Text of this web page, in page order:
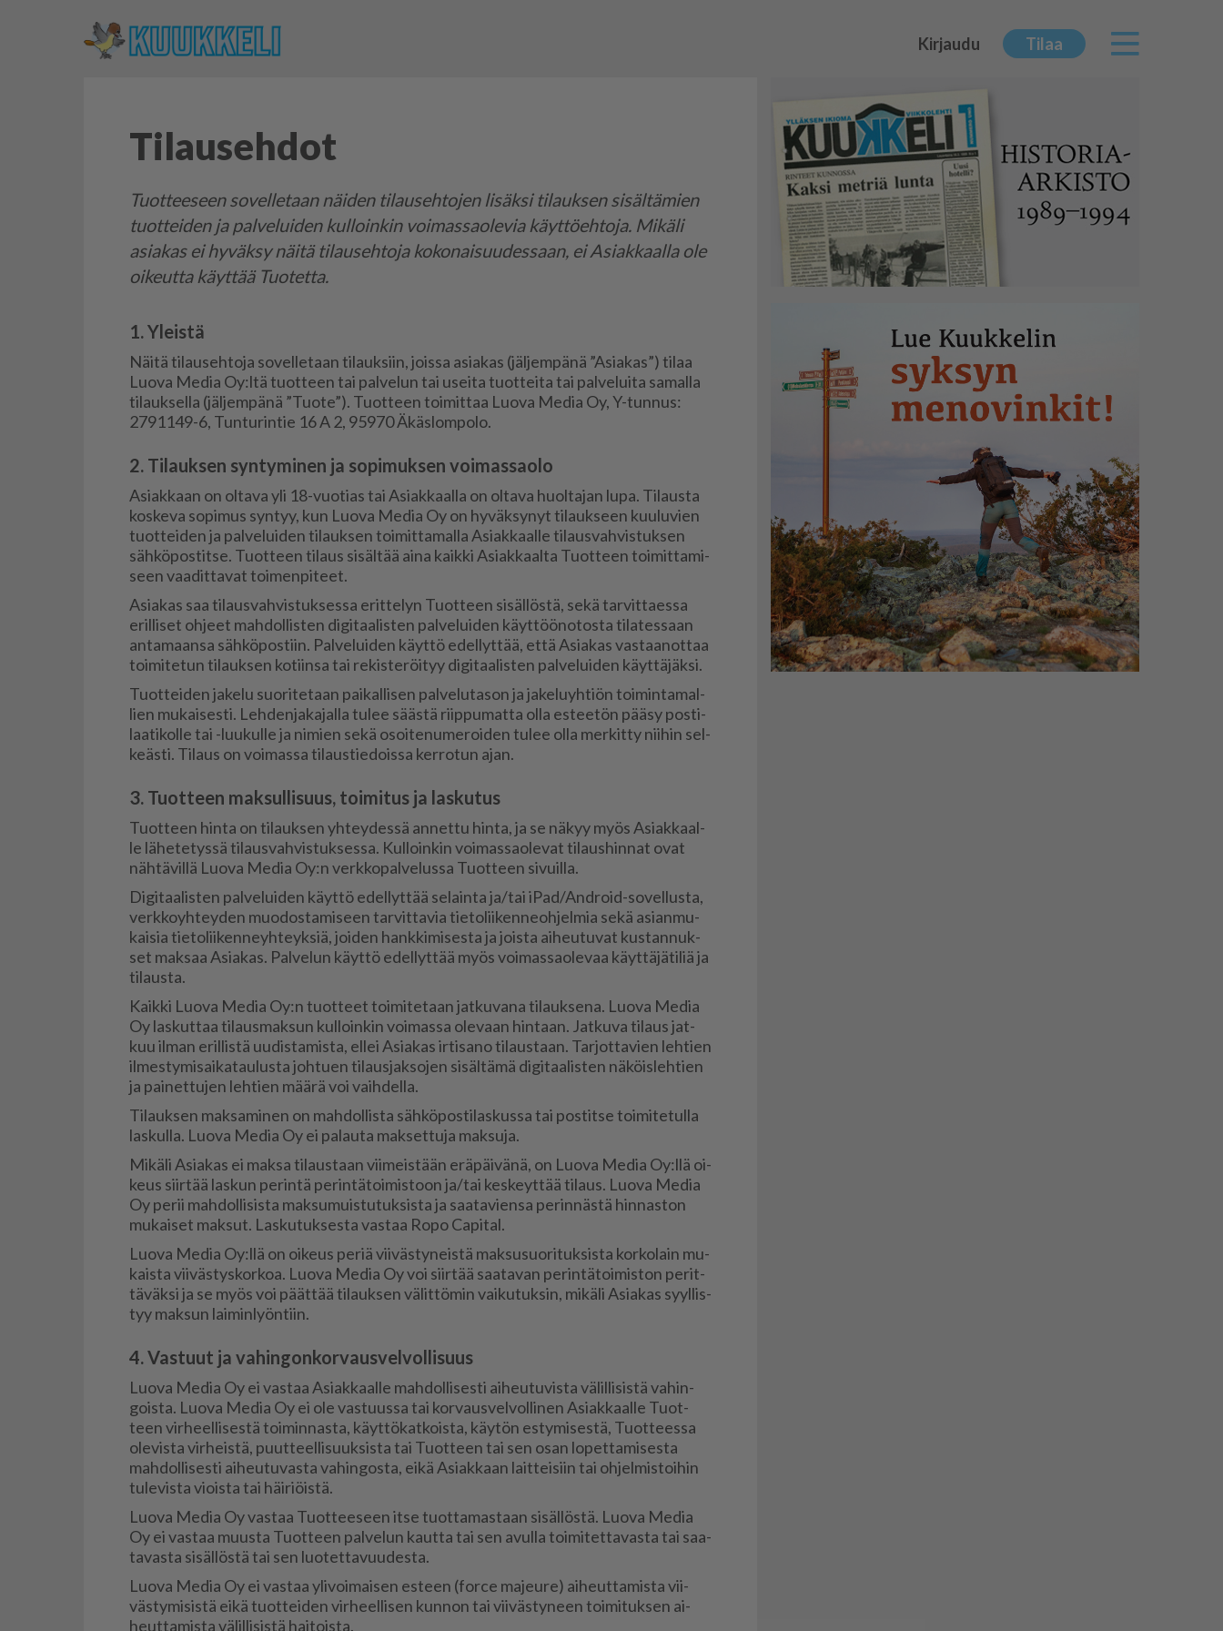
Kirjaudu Tilaa
Tilausehdot
Tuotteeseen sovelletaan näiden tilausehtojen lisäksi tilauksen sisältämien
tuotteiden ja palveluiden kulloinkin voimassaolevia käyttöehtoja. Mikäli
asiakas ei hyväksy näitä tilausehtoja kokonaisuudessaan, ei Asiakkaalla ole
oikeutta käyttää Tuotetta.
1. Yleistä
Näi­tä ti­lau­seh­to­ja so­vel­le­taan ti­lauk­siin, jois­sa asi­a­kas (jäl­jem­pä­nä ”Asi­a­kas”) ti­laa
Luo­va Me­dia Oy:ltä tuot­teen tai pal­ve­lun tai usei­ta tuot­tei­ta tai pal­ve­lui­ta sa­mal­la
ti­lauk­sel­la (jäl­jem­pä­nä ”Tuo­te”). Tuot­teen toi­mit­taa Luo­va Me­dia Oy, Y-tun­nus:
2791149-6, Tun­tu­rin­tie 16 A 2, 95970 Äkäs­lom­po­lo.
2. Tilauksen syntyminen ja sopimuksen voimassaolo
Asi­ak­kaan on ol­ta­va yli 18-vuo­ti­as tai Asi­ak­kaal­la on ol­ta­va huol­ta­jan lupa. Ti­laus­ta
kos­ke­va so­pi­mus syn­tyy, kun Luo­va Me­dia Oy on hy­väk­sy­nyt ti­lauk­seen kuu­lu­vien
tuot­tei­den ja pal­ve­lui­den ti­lauk­sen toi­mit­ta­mal­la Asi­ak­kaal­le ti­laus­vah­vis­tuk­sen
säh­kö­pos­tit­se. Tuot­teen ti­laus si­säl­tää ai­na kaik­ki Asi­ak­kaal­ta Tuot­teen toi­mit­ta­mi­
seen vaa­dit­ta­vat toi­men­pi­teet.
Asi­a­kas saa ti­laus­vah­vis­tuk­ses­sa erit­te­lyn Tuot­teen si­säl­lös­tä, sekä tar­vit­ta­es­sa
eril­li­set oh­jeet mah­dol­lis­ten di­gi­taa­lis­ten pal­ve­lui­den käyt­töö­no­tos­ta ti­la­tes­saan
an­ta­maan­sa säh­kö­pos­tiin. Pal­ve­lui­den käyt­tö edel­lyt­tää, et­tä Asi­a­kas vas­taa­not­taa
toi­mi­te­tun ti­lauk­sen ko­tiin­sa tai re­kis­te­röi­tyy di­gi­taa­lis­ten pal­ve­lui­den käyt­tä­jäk­si.
Tuot­tei­den ja­ke­lu suo­ri­te­taan pai­kal­li­sen pal­ve­lu­ta­son ja ja­ke­lu­yh­ti­ön toi­min­ta­mal­
lien mu­kai­ses­ti. Leh­den­ja­ka­jal­la tu­lee sääs­tä riip­pu­mat­ta ol­la es­tee­tön pää­sy pos­ti­
laa­ti­kol­le tai -luu­kul­le ja ni­mien sekä osoi­te­nu­me­roi­den tu­lee ol­la mer­kit­ty nii­hin sel­
ke­äs­ti. Ti­laus on voi­mas­sa ti­laus­tie­dois­sa ker­ro­tun ajan.
3. Tuotteen maksullisuus, toimitus ja laskutus
Tuot­teen hin­ta on ti­lauk­sen yh­tey­des­sä an­net­tu hin­ta, ja se nä­kyy myös Asi­ak­kaal­
le lä­he­te­tys­sä ti­laus­vah­vis­tuk­ses­sa. Kul­loin­kin voi­mas­sa­o­le­vat ti­laus­hin­nat ovat
näh­tä­vil­lä Luo­va Me­dia Oy:n verk­ko­pal­ve­lus­sa Tuot­teen si­vuil­la.
Di­gi­taa­lis­ten pal­ve­lui­den käyt­tö edel­lyt­tää se­lain­ta ja/tai iPad/And­roid-so­vel­lus­ta,
verk­ko­yh­tey­den muo­dos­ta­mi­seen tar­vit­ta­via tie­to­lii­ken­ne­oh­jel­mia sekä asi­an­mu­
kai­sia tie­to­lii­ken­neyh­teyk­siä, joi­den hank­ki­mi­ses­ta ja jois­ta ai­heu­tu­vat kus­tan­nuk­
set mak­saa Asi­a­kas. Pal­ve­lun käyt­tö edel­lyt­tää myös voi­mas­sa­o­le­vaa käyt­tä­jä­ti­liä ja
ti­laus­ta.
Kaik­ki Luo­va Me­dia Oy:n tuot­teet toi­mi­te­taan jat­ku­va­na ti­lauk­se­na. Luo­va Me­dia
Oy las­kut­taa ti­laus­mak­sun kul­loin­kin voi­mas­sa ole­vaan hin­taan. Jat­ku­va ti­laus jat­
kuu il­man eril­lis­tä uu­dis­ta­mis­ta, el­lei Asi­a­kas ir­ti­sa­no ti­laus­taan. Tar­jot­ta­vien leh­tien
il­mes­ty­mi­sai­ka­tau­lus­ta joh­tu­en ti­laus­jak­so­jen si­säl­tä­mä di­gi­taa­lis­ten nä­köis­leh­tien
ja pai­net­tu­jen leh­tien mää­rä voi vaih­del­la.
Ti­lauk­sen mak­sa­mi­nen on mah­dol­lis­ta säh­kö­pos­ti­las­kus­sa tai pos­tit­se toi­mi­te­tul­la
las­kul­la. Luo­va Me­dia Oy ei pa­lau­ta mak­set­tu­ja mak­su­ja.
Mi­kä­li Asi­a­kas ei mak­sa ti­laus­taan vii­meis­tään erä­päi­vä­nä, on Luo­va Me­dia Oy:llä oi­
keus siir­tää las­kun pe­rin­tä pe­rin­tä­toi­mis­toon ja/tai kes­keyt­tää ti­laus. Luo­va Me­dia
Oy pe­rii mah­dol­li­sis­ta mak­su­muis­tu­tuk­sis­ta ja saa­ta­vien­sa pe­rin­näs­tä hin­nas­ton
mu­kai­set mak­sut. Las­ku­tuk­ses­ta vas­taa Ropo Ca­pi­tal.
Luo­va Me­dia Oy:llä on oi­keus pe­riä vii­väs­ty­neis­tä mak­su­suo­ri­tuk­sis­ta kor­ko­lain mu­
kais­ta vii­väs­tys­kor­koa. Luo­va Me­dia Oy voi siir­tää saa­ta­van pe­rin­tä­toi­mis­ton pe­rit­
tä­väk­si ja se myös voi päät­tää ti­lauk­sen vä­lit­tö­min vai­ku­tuk­sin, mi­kä­li Asi­a­kas syyl­lis­
tyy mak­sun lai­min­lyön­tiin.
4. Vastuut ja vahingon­kor­vaus­vel­vol­lisuus
Luo­va Me­dia Oy ei vas­taa Asi­ak­kaal­le mah­dol­li­ses­ti ai­heu­tu­vis­ta vä­lil­li­sis­tä va­hin­
gois­ta. Luo­va Me­dia Oy ei ole vas­tuus­sa tai kor­vaus­vel­vol­li­nen Asi­ak­kaal­le Tuot­
teen vir­heel­li­ses­tä toi­min­nas­ta, käyt­tö­kat­kois­ta, käy­tön es­ty­mi­ses­tä, Tuot­tees­sa
ole­vis­ta vir­heis­tä, puut­teel­li­suuk­sis­ta tai Tuot­teen tai sen osan lo­pet­ta­mi­ses­ta
mah­dol­li­ses­ti ai­heu­tu­vas­ta va­hin­gos­ta, ei­kä Asi­ak­kaan lait­tei­siin tai oh­jel­mis­toi­hin
tu­le­vis­ta vi­ois­ta tai häi­ri­öis­tä.
Luo­va Me­dia Oy vas­taa Tuot­tee­seen it­se tuot­ta­mas­taan si­säl­lös­tä. Luo­va Me­dia
Oy ei vas­taa muus­ta Tuot­teen pal­ve­lun kaut­ta tai sen avul­la toi­mi­tet­ta­vas­ta tai saa­
ta­vas­ta si­säl­lös­tä tai sen luo­tet­ta­vuu­des­ta.
Luo­va Me­dia Oy ei vas­taa yli­voi­mai­sen es­teen (for­ce ma­jeu­re) ai­heut­ta­mis­ta vii­
väs­ty­mi­sis­tä ei­kä tuot­tei­den vir­heel­li­sen kun­non tai vii­väs­ty­neen toi­mi­tuk­sen ai­
heut­ta­mis­ta vä­lil­li­sis­tä hai­tois­ta.